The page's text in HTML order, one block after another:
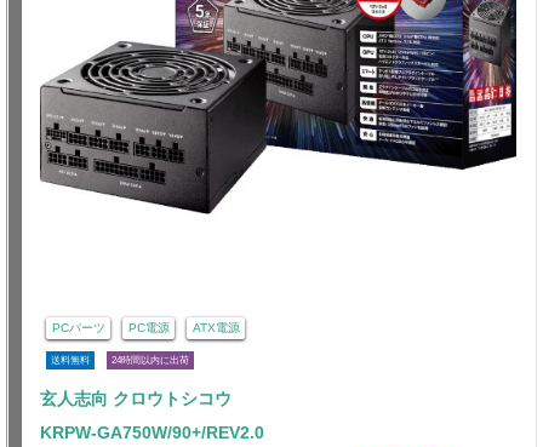
PCパーツ PC電源 ATX電源
送料無料 24時間以内に出荷
玄人志向 クロウトシコウ
KRPW-GA750W/90+/REV2.0